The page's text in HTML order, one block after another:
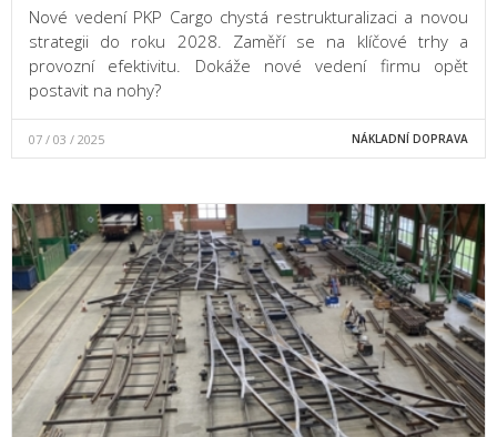
Nové vedení PKP Cargo chystá restrukturalizaci a novou
strategii do roku 2028. Zaměří se na klíčové trhy a
provozní efektivitu. Dokáže nové vedení firmu opět
postavit na nohy?
07 / 03 / 2025 NÁKLADNÍ DOPRAVA